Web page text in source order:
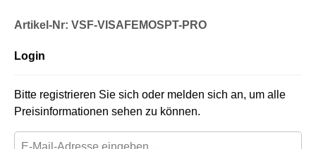
Artikel-Nr: VSF-VISAFEMOSPT-PRO
Login
Bitte registrieren Sie sich oder melden sich an, um alle
Preisinformationen sehen zu können.